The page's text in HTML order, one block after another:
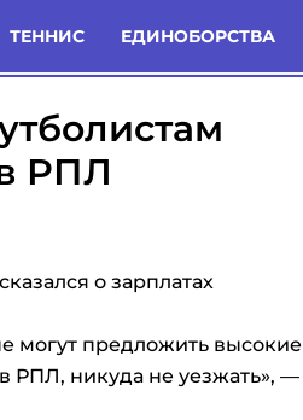
ТЕННИС ЕДИНОБОРСТВА
Новости
РПЛ
о зарплатах
могут предложить высокие
РПЛ, никуда не уезжать», —